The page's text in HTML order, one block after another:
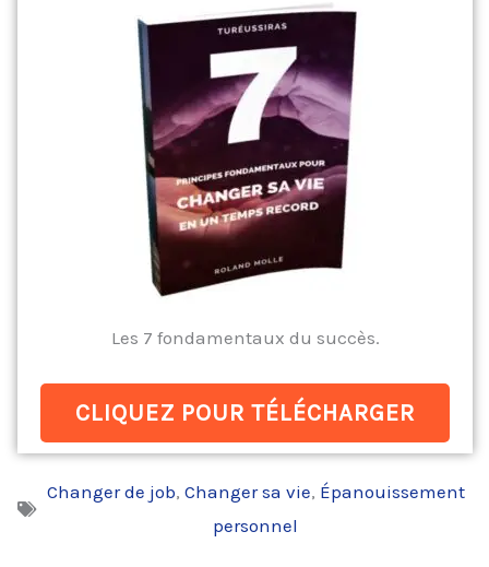
Les 7 fondamentaux du succès.
CLIQUEZ POUR TÉLÉCHARGER
Changer de job, Changer sa vie, Épanouissement
personnel